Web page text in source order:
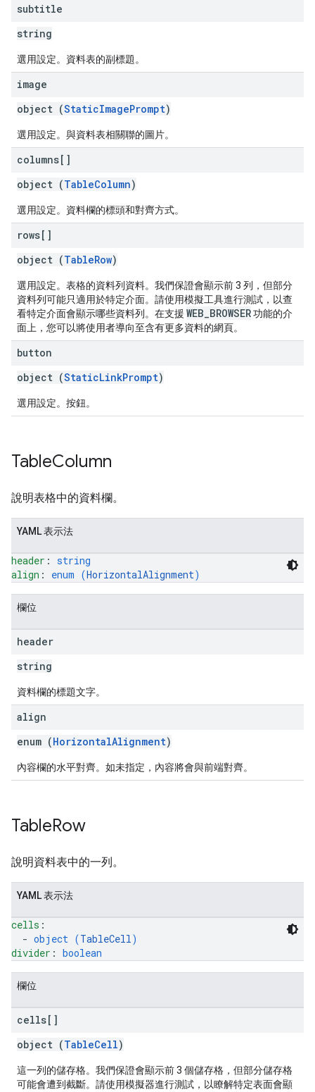
subtitle
string
選用設定。資料表的副標題。
image
object (StaticImagePrompt)
選用設定。與資料表相關聯的圖片。
columns[]
object (TableColumn)
選用設定。資料欄的標頭和對齊方式。
rows[]
object (TableRow)
選用設定。表格的資料列資料。我們保證會顯示前 3 列，但部分
資料列可能只適用於特定介面。請使用模擬工具進行測試，以查
看特定介面會顯示哪些資料列。在支援 WEB_BROWSER功能的介
面上，您可以將使用者導向至含有更多資料的網頁。
button
object (StaticLinkPrompt)
選用設定。按鈕。
TableColumn
說明表格中的資料欄。
YAML 表示法
header : string
align : enum (HorizontalAlignment)
欄位
header
string
資料欄的標題文字。
align
enum (HorizontalAlignment)
內容欄的水平對齊。如未指定，內容將會與前端對齊。
TableRow
說明資料表中的一列。
YAML 表示法
cells :
  -
object (TableCell)
divider : boolean
欄位
cells[]
object (TableCell)
這一列的儲存格。我們保證會顯示前 3 個儲存格，但部分儲存格
可能會遭到截斷。請使用模擬器進行測試，以瞭解特定表面會顯